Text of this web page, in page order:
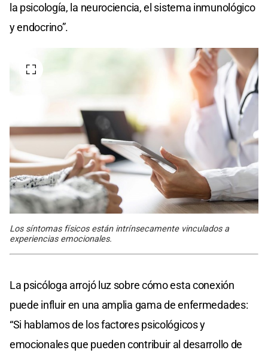
la psicología, la neurociencia, el sistema inmunológico
y endocrino”.
Los síntomas físicos están intrínsecamente vinculados a
experiencias emocionales.
La psicóloga arrojó luz sobre cómo esta conexión
puede influir en una amplia gama de enfermedades:
“Si hablamos de los factores psicológicos y
emocionales que pueden contribuir al desarrollo de